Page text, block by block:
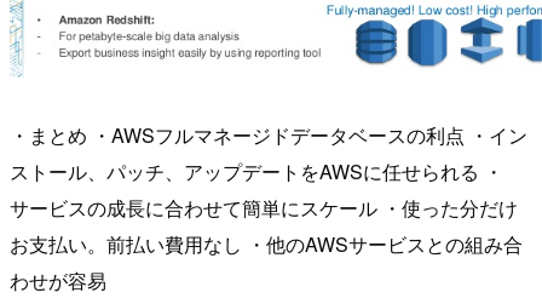
・まとめ ・AWSフルマネージドデータベースの利点 ・イン
ストール、パッチ、アップデートをAWSに任せられる ・
サービスの成長に合わせて簡単にスケール ・使った分だけ
お支払い。前払い費用なし ・他のAWSサービスとの組み合
わせが容易